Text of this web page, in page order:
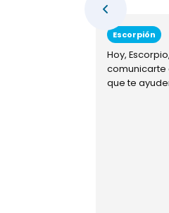
Escorpión
Hoy,
comunicarte
que te